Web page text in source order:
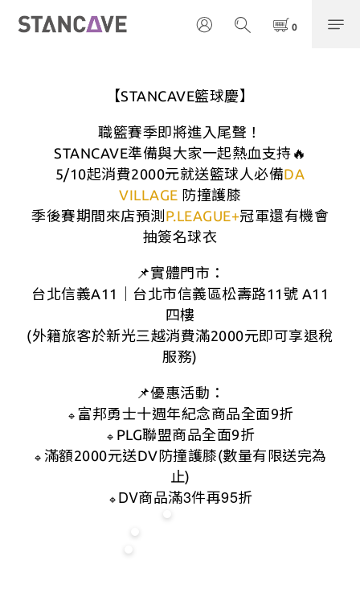
【STANCAVE籃球慶】
職籃賽季即將進入尾聲！
STANCAVE準備與大家一起熱血支持🔥
5/10起消費2000元就送籃球人必備DA
VILLAGE 防撞護膝
季後賽期間來店預測 P.LEAGUE+冠軍還有機會
抽簽名球衣
📌實體門市：
台北信義A11｜台北市信義區松壽路11號 A11
四樓
(外籍旅客於新光三越消費滿2000元即可享退稅
服務)
📌優惠活動：
🔹 富邦勇士十週年紀念商品全面9折
🔹 PLG聯盟商品全面9折
🔹 滿額2000元送DV防撞護膝(數量有限送完為
止)
🔹 DV商品滿3件再95折